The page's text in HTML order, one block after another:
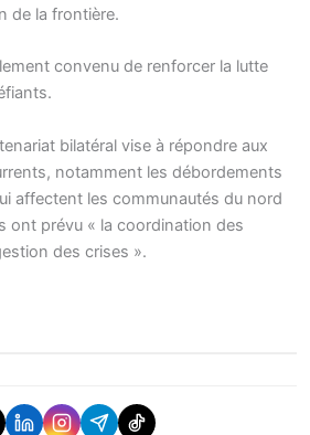
de la frontière.
convenu de renforcer la lutte
bilatéral vise à répondre aux
notamment les débordements
affectent les communautés du nord
ont prévu « la coordination des
des crises ».